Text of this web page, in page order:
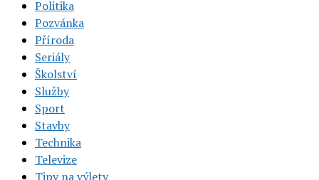
Politika
Pozvánka
Příroda
Seriály
Školství
Služby
Sport
Stavby
Technika
Televize
Tipy na výlety